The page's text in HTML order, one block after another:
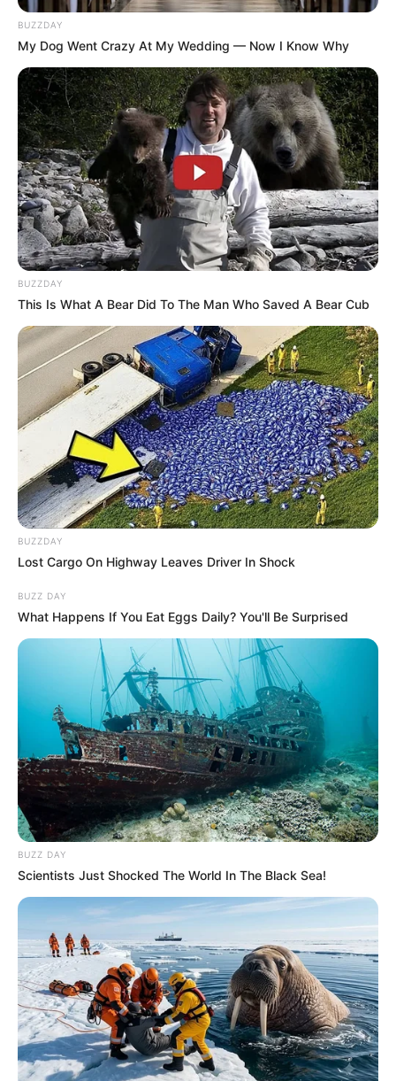
BUZZDAY
My Dog Went Crazy At My Wedding — Now I Know Why
BUZZDAY
This Is What A Bear Did To The Man Who Saved A Bear Cub
BUZZDAY
Lost Cargo On Highway Leaves Driver In Shock
BUZZ DAY
What Happens If You Eat Eggs Daily? You'll Be Surprised
BUZZ DAY
Scientists Just Shocked The World In The Black Sea!